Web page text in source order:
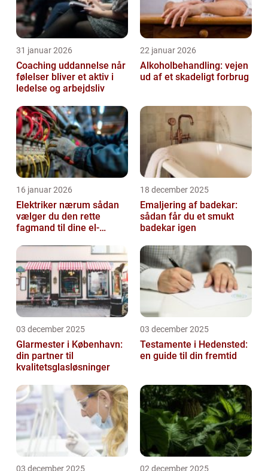
31 januar 2026
Coaching uddannelse når
følelser bliver et aktiv i
ledelse og arbejdsliv
22 januar 2026
Alkoholbehandling: vejen
ud af et skadeligt forbrug
16 januar 2026
Elektriker nærum sådan
vælger du den rette
fagmand til dine el-
18 december 2025
Emaljering af badekar:
sådan får du et smukt
badekar igen
03 december 2025
Glarmester i København:
din partner til
kvalitetsglasløsninger
03 december 2025
Testamente i Hedensted:
en guide til din fremtid
03 december 2025 02 december 2025